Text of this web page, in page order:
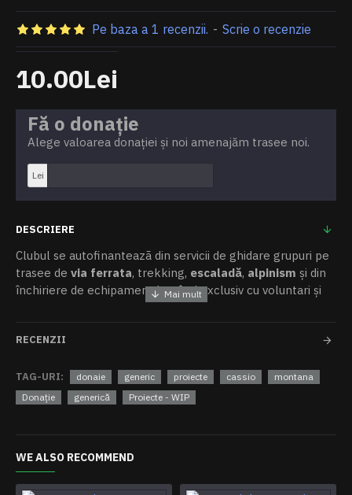
Pe baza a 1 recenzii. - Scrie o recenzie
10.00Lei
Fă o donație
Alege valoarea donației și noi amenajăm trasee noi.
Lei
DESCRIERE
Clubul se autofinanteazã din servicii de ghidare grupuri pe
trasee de via ferrata, trekking, escaladă, alpinism și din
închiriere de echipament lucrând exclusiv cu voluntari și
Toate fondurile strânse merg spre amenajare,
sau via ferratadin zona Vadu Crișului – Șuncuiuș.
Contăm însă și pe donațiile voastre directe. Orice
și/sau să întreținem traseele existente. Ne poți trimite
suma cu care dorești să ne ajuți lunar. Ai opțiune lunară de
1 euro , 5 euro sau 10 euro sau poți dona ce sumă dorești
tu de la 2 euro în sus o singură dată.
RECENZII
TAG-URI: donaie generic proiecte cassio
montana
Donație
generică Proiecte - WIP
WE ALSO RECOMMEND